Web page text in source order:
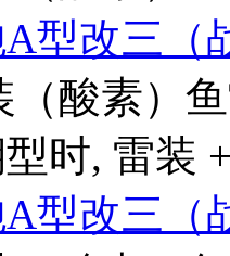
A型改三（
（酸素）
时, 雷装
A型改三（